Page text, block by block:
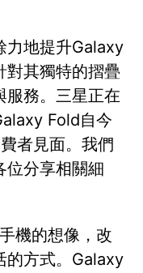
力地提升Galaxy
對其獨特的摺疊
服務。三星正在
Fold自今
者見面。我們
位分享相關細
機的想像，改
的方式。Galaxy